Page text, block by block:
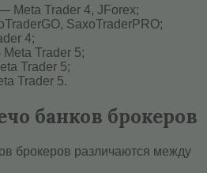
Meta Trader 4, JForex;
SaxoTraderPRO;
4;
Trader 5;
Trader 5;
Trader 5.
банков брокеров
брокеров различаются между